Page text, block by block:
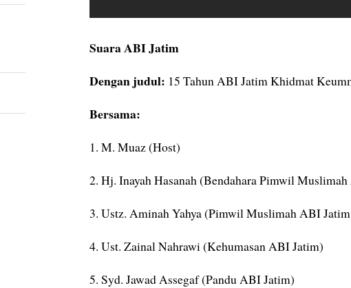
Suara ABI Jatim
Dengan judul: 15 Tahun ABI Jatim Khidmat
Bersama:
1. M. Muaz (Host)
2. Hj. Inayah Hasanah (Bendahara Pimwil
3. Ustz. Aminah Yahya (Pimwil Muslimah ABI
4. Ust. Zainal Nahrawi (Kehumasan ABI Jatim)
5. Syd. Jawad Assegaf (Pandu ABI Jatim)